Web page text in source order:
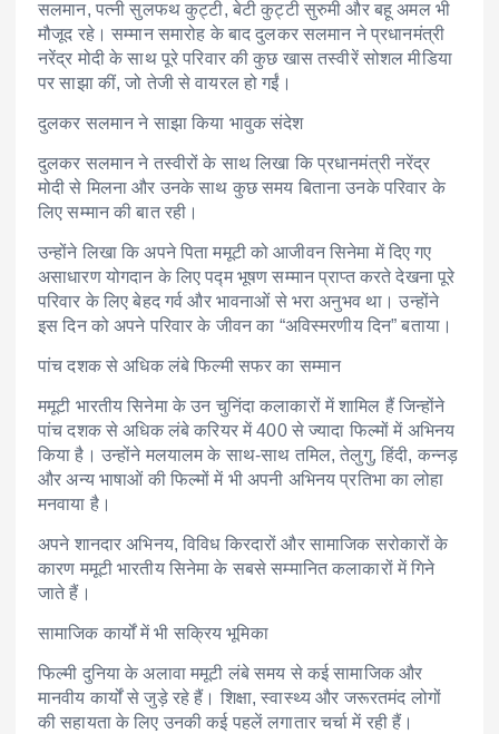
सलमान, पत्नी सुलफथ कुट्टी, बेटी कुट्टी सुरुमी और बहू अमल भी
मौजूद रहे। सम्मान समारोह के बाद दुलकर सलमान ने प्रधानमंत्री
नरेंद्र मोदी के साथ पूरे परिवार की कुछ खास तस्वीरें सोशल मीडिया
पर साझा कीं, जो तेजी से वायरल हो गईं।
दुलकर सलमान ने साझा किया भावुक संदेश
दुलकर सलमान ने तस्वीरों के साथ लिखा कि प्रधानमंत्री नरेंद्र
मोदी से मिलना और उनके साथ कुछ समय बिताना उनके परिवार के
लिए सम्मान की बात रही।
उन्होंने लिखा कि अपने पिता ममूटी को आजीवन सिनेमा में दिए गए
असाधारण योगदान के लिए पद्म भूषण सम्मान प्राप्त करते देखना पूरे
परिवार के लिए बेहद गर्व और भावनाओं से भरा अनुभव था। उन्होंने
इस दिन को अपने परिवार के जीवन का “अविस्मरणीय दिन” बताया।
पांच दशक से अधिक लंबे फिल्मी सफर का सम्मान
ममूटी भारतीय सिनेमा के उन चुनिंदा कलाकारों में शामिल हैं जिन्होंने
पांच दशक से अधिक लंबे करियर में 400 से ज्यादा फिल्मों में अभिनय
किया है। उन्होंने मलयालम के साथ-साथ तमिल, तेलुगु, हिंदी, कन्नड़
और अन्य भाषाओं की फिल्मों में भी अपनी अभिनय प्रतिभा का लोहा
मनवाया है।
अपने शानदार अभिनय, विविध किरदारों और सामाजिक सरोकारों के
कारण ममूटी भारतीय सिनेमा के सबसे सम्मानित कलाकारों में गिने
जाते हैं।
सामाजिक कार्यों में भी सक्रिय भूमिका
फिल्मी दुनिया के अलावा ममूटी लंबे समय से कई सामाजिक और
मानवीय कार्यों से जुड़े रहे हैं। शिक्षा, स्वास्थ्य और जरूरतमंद लोगों
की सहायता के लिए उनकी कई पहलें लगातार चर्चा में रही हैं।